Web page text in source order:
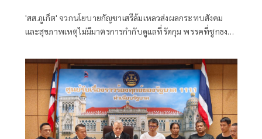
'สส.ภูเก็ต' จวกนโยบายกัญชาเสรีล้มเหลวส่งผลกระทบสังคม
และสุขภาพเหตุไม่มีมาตรการกำกับดูแลที่รัดกุม พรรคที่ชูกธง
กลุ่มสีเทาแห่เข้าภูเก็ตสูญเสียนักท่องเที่ยวคุณภาพและรายได้
ใครจะถอนพิษกัญชาระบอบสีน้ำเงิน